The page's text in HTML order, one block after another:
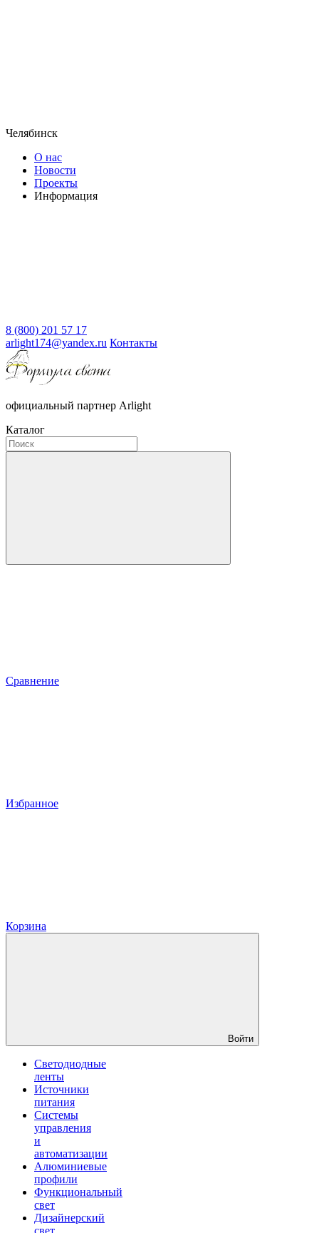
Челябинск
О нас
Новости
Проекты
Информация
8 (800) 201 57 17
arlight174@yandex.ru Контакты
официальный партнер Arlight
Каталог
Сравнение
Избранное
Корзина
Войти
Светодиодные
ленты
Источники
питания
Системы
управления
и
автоматизации
Алюминиевые
профили
Функциональный
свет
Дизайнерский
свет